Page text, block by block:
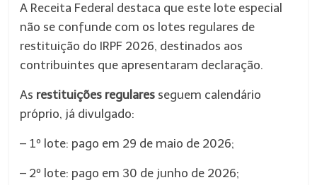
A Receita Federal destaca que este lote especial
não se confunde com os lotes regulares de
restituição do IRPF 2026, destinados aos
contribuintes que apresentaram declaração.
As restituições regulares seguem calendário
próprio, já divulgado:
– 1º lote: pago em 29 de maio de 2026;
– 2º lote: pago em 30 de junho de 2026;